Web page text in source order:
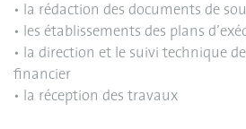
• la rédaction des documents de
• les établissements des plans
• la direction et le suivi technique
financier
• la réception des travaux